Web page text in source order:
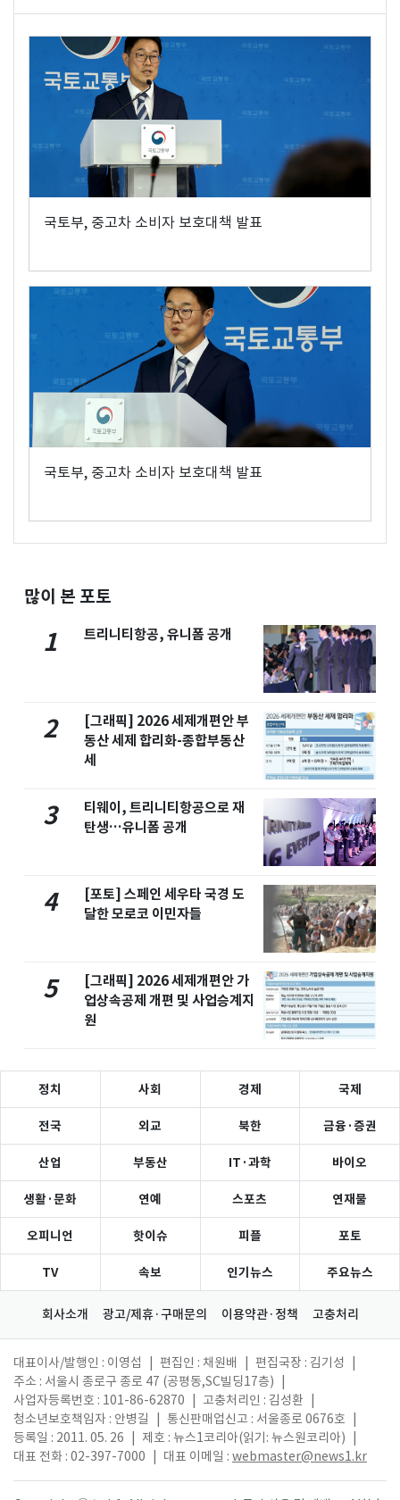
국토부, 중고차 소비자 보호대책 발표
국토부, 중고차 소비자 보호대책 발표
많이 본 포토
1 트리니티항공, 유니폼 공개
2
[그래픽] 2026 세제개편안 부
동산 세제 합리화-종합부동산
세
3
티웨이, 트리니티항공으로 재
탄생…유니폼 공개
4
[포토] 스페인 세우타 국경 도
달한 모로코 이민자들
5
[그래픽] 2026 세제개편안 가
업상속공제 개편 및 사업승계지
원
정치 사회 경제 국제
전국 외교 북한 금융·증권
산업 부동산 IT·과학 바이오
생활·문화 연예 스포츠 연재물
오피니언 핫이슈 피플 포토
TV 속보 인기뉴스 주요뉴스
회사소개 광고/제휴·구매문의 이용약관·정책 고충처리
대표이사/발행인 : 이영섭 편집인 : 채원배 편집국장 : 김기성
주소 : 서울시 종로구 종로 47 (공평동,SC빌딩17층)
사업자등록번호 : 101-86-62870
고충처리인 : 김성환
청소년보호책임자 : 안병길
통신판매업신고 : 서울종로 0676호
등록일 : 2011. 05. 26
제호 : 뉴스1코리아(읽기: 뉴스원코리아)
대표 전화 : 02-397-7000
대표 이메일 : webmaster@news1.kr